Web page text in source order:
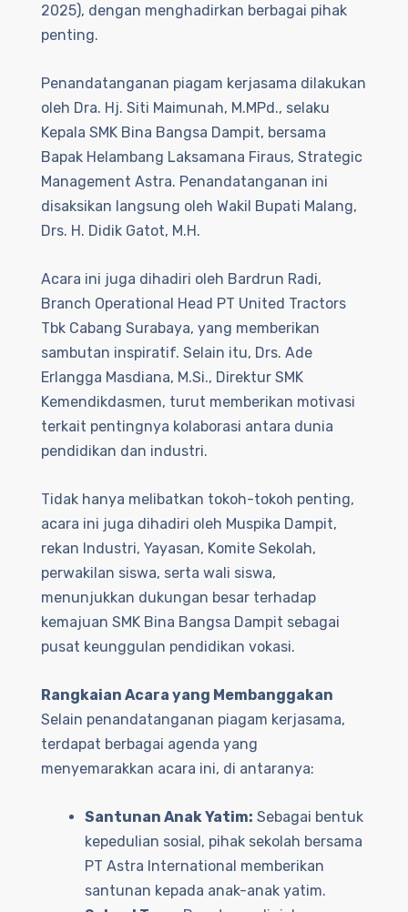
2025), dengan menghadirkan berbagai pihak
penting.
Penandatanganan piagam kerjasama dilakukan
oleh Dra. Hj. Siti Maimunah, M.MPd., selaku
Kepala SMK Bina Bangsa Dampit, bersama
Bapak Helambang Laksamana Firaus, Strategic
Management Astra. Penandatanganan ini
disaksikan langsung oleh Wakil Bupati Malang,
Drs. H. Didik Gatot, M.H.
Acara ini juga dihadiri oleh Bardrun Radi,
Branch Operational Head PT United Tractors
Tbk Cabang Surabaya, yang memberikan
sambutan inspiratif. Selain itu, Drs. Ade
Erlangga Masdiana, M.Si., Direktur SMK
Kemendikdasmen, turut memberikan motivasi
terkait pentingnya kolaborasi antara dunia
pendidikan dan industri.
Tidak hanya melibatkan tokoh-tokoh penting,
acara ini juga dihadiri oleh Muspika Dampit,
rekan Industri, Yayasan, Komite Sekolah,
perwakilan siswa, serta wali siswa,
menunjukkan dukungan besar terhadap
kemajuan SMK Bina Bangsa Dampit sebagai
pusat keunggulan pendidikan vokasi.
Rangkaian Acara yang Membanggakan
Selain penandatanganan piagam kerjasama,
terdapat berbagai agenda yang
menyemarakkan acara ini, di antaranya:
Santunan Anak Yatim: Sebagai bentuk
kepedulian sosial, pihak sekolah bersama
PT Astra International memberikan
santunan kepada anak-anak yatim.